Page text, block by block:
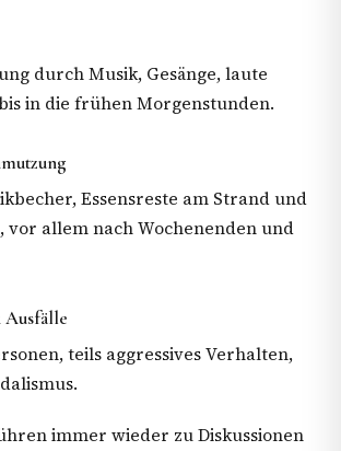
durch Musik, Gesänge, laute
in die frühen Morgenstunden.
Essensreste am Strand und
vor allem nach Wochenenden und
teils aggressives Verhalten,
immer wieder zu Diskussionen